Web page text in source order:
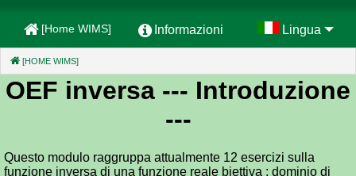
[Home WIMS] Informazioni Lingua
[HOME WIMS]
OEF inversa --- Introduzione
---
Questo modulo raggruppa attualmente 12 esercizi sulla
funzione inversa di una funzione reale biettiva : dominio di